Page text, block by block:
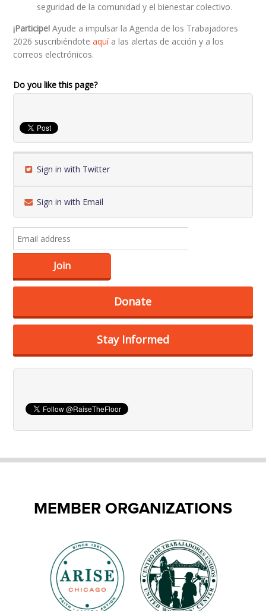
seguridad de la comunidad y el bienestar colectivo.
¡Participe!Ayude a impulsar la Agenda de los Trabajadores
2026 suscribiéndoteaquía las alertas de acción y a los
correos electrónicos.
Do you like this page?
Sign in with Twitter
Sign in with Email
Donate
Stay Informed
MEMBER ORGANIZATIONS